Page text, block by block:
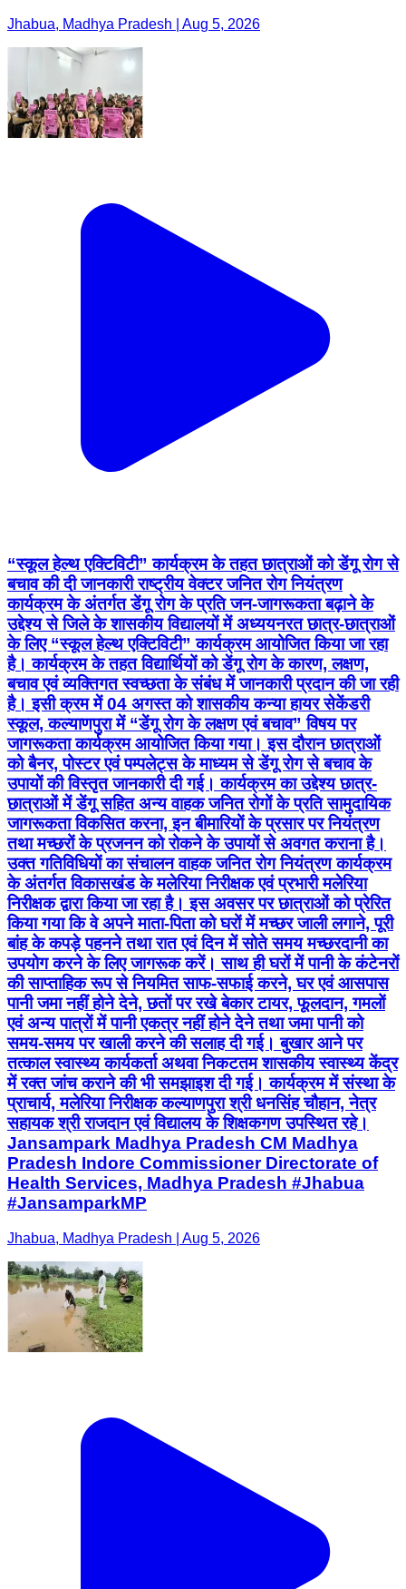
Jhabua, Madhya Pradesh | Aug 5, 2026
“स्कूल हेल्थ एक्टिविटी” कार्यक्रम के तहत छात्राओं को डेंगू रोग से
बचाव की दी जानकारी राष्ट्रीय वेक्टर जनित रोग नियंत्रण
कार्यक्रम के अंतर्गत डेंगू रोग के प्रति जन-जागरूकता बढ़ाने के
उद्देश्य से जिले के शासकीय विद्यालयों में अध्ययनरत छात्र-छात्राओं
के लिए “स्कूल हेल्थ एक्टिविटी” कार्यक्रम आयोजित किया जा रहा
है। कार्यक्रम के तहत विद्यार्थियों को डेंगू रोग के कारण, लक्षण,
बचाव एवं व्यक्तिगत स्वच्छता के संबंध में जानकारी प्रदान की जा रही
है। इसी क्रम में 04 अगस्त को शासकीय कन्या हायर सेकेंडरी
स्कूल, कल्याणपुरा में “डेंगू रोग के लक्षण एवं बचाव” विषय पर
जागरूकता कार्यक्रम आयोजित किया गया। इस दौरान छात्राओं
को बैनर, पोस्टर एवं पम्पलेट्स के माध्यम से डेंगू रोग से बचाव के
उपायों की विस्तृत जानकारी दी गई। कार्यक्रम का उद्देश्य छात्र-
छात्राओं में डेंगू सहित अन्य वाहक जनित रोगों के प्रति सामुदायिक
जागरूकता विकसित करना, इन बीमारियों के प्रसार पर नियंत्रण
तथा मच्छरों के प्रजनन को रोकने के उपायों से अवगत कराना है।
उक्त गतिविधियों का संचालन वाहक जनित रोग नियंत्रण कार्यक्रम
के अंतर्गत विकासखंड के मलेरिया निरीक्षक एवं प्रभारी मलेरिया
निरीक्षक द्वारा किया जा रहा है। इस अवसर पर छात्राओं को प्रेरित
किया गया कि वे अपने माता-पिता को घरों में मच्छर जाली लगाने, पूरी
बांह के कपड़े पहनने तथा रात एवं दिन में सोते समय मच्छरदानी का
उपयोग करने के लिए जागरूक करें। साथ ही घरों में पानी के कंटेनरों
की साप्ताहिक रूप से नियमित साफ-सफाई करने, घर एवं आसपास
पानी जमा नहीं होने देने, छतों पर रखे बेकार टायर, फूलदान, गमलों
एवं अन्य पात्रों में पानी एकत्र नहीं होने देने तथा जमा पानी को
समय-समय पर खाली करने की सलाह दी गई। बुखार आने पर
तत्काल स्वास्थ्य कार्यकर्ता अथवा निकटतम शासकीय स्वास्थ्य केंद्र
में रक्त जांच कराने की भी समझाइश दी गई। कार्यक्रम में संस्था के
प्राचार्य, मलेरिया निरीक्षक कल्याणपुरा श्री धनसिंह चौहान, नेत्र
सहायक श्री राजदान एवं विद्यालय के शिक्षकगण उपस्थित रहे।
Jansampark Madhya Pradesh CM Madhya
Pradesh Indore Commissioner Directorate of
Health Services, Madhya Pradesh #Jhabua
#JansamparkMP
Jhabua, Madhya Pradesh | Aug 5, 2026